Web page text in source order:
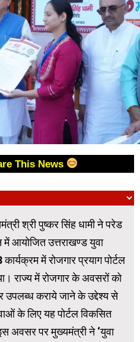
This News
श्री पुष्कर सिंह धामी ने परेड
में आयोजित उत्तराखण्ड युवा
में रोजगार प्रयाग पोर्टल
राज्य में रोजगार के अवसरों को
उपलब्ध कराये जाने के उद्देश्य से
के लिए यह पोर्टल विकसित
अवसर पर मुख्यमंत्री ने ‘युवा